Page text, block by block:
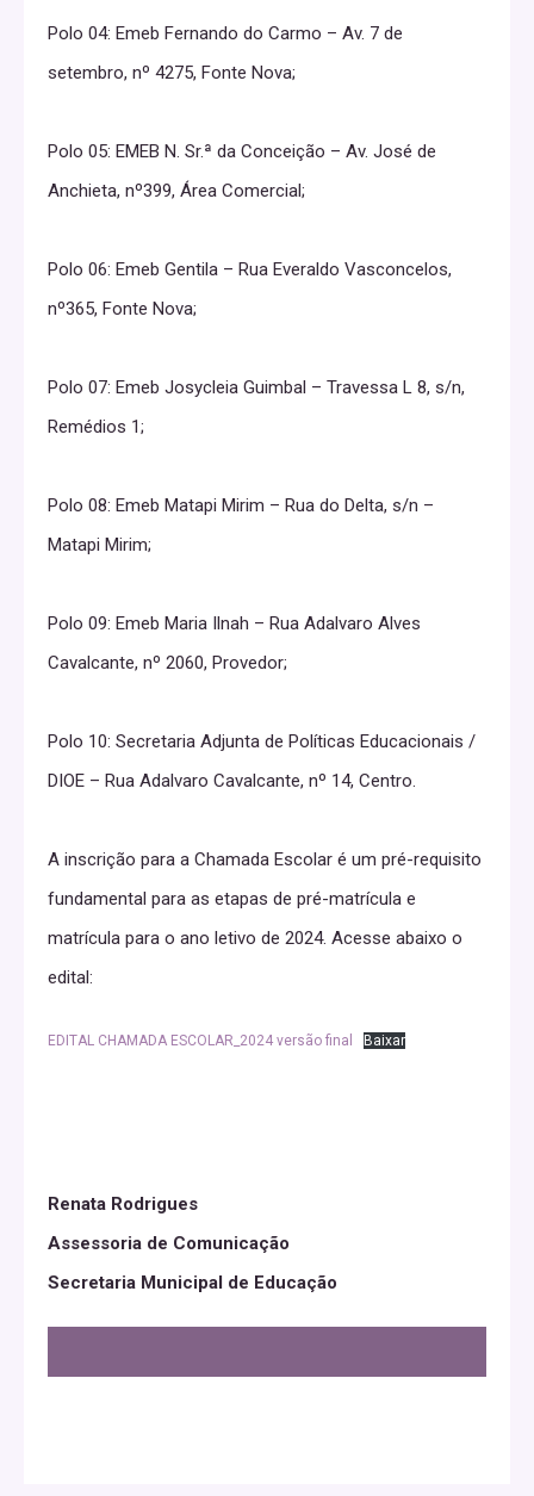
Polo 04: Emeb Fernando do Carmo – Av. 7 de
setembro, nº 4275, Fonte Nova;
Polo 05: EMEB N. Sr.ª da Conceição – Av. José de
Anchieta, nº399, Área Comercial;
Polo 06: Emeb Gentila – Rua Everaldo Vasconcelos,
nº365, Fonte Nova;
Polo 07: Emeb Josycleia Guimbal – Travessa L 8, s/n,
Remédios 1;
Polo 08: Emeb Matapi Mirim – Rua do Delta, s/n –
Matapi Mirim;
Polo 09: Emeb Maria Ilnah – Rua Adalvaro Alves
Cavalcante, nº 2060, Provedor;
Polo 10: Secretaria Adjunta de Políticas Educacionais /
DIOE – Rua Adalvaro Cavalcante, nº 14, Centro.
A inscrição para a Chamada Escolar é um pré-requisito
fundamental para as etapas de pré-matrícula e
matrícula para o ano letivo de 2024. Acesse abaixo o
edital:
EDITAL CHAMADA ESCOLAR_2024 versão final Baixar
Renata Rodrigues
Assessoria de Comunicação
Secretaria Municipal de Educação